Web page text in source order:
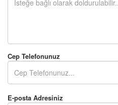
Cep Telefonunuz
E-posta Adresiniz